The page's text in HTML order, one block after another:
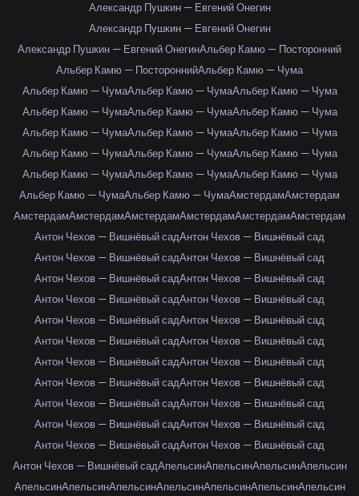
Александр Пушкин — Евгений Онегин
Александр Пушкин — Евгений Онегин
Александр Пушкин — Евгений ОнегинАльбер Камю — Посторонний
Альбер Камю — ПостороннийАльбер Камю — Чума
Альбер Камю — ЧумаАльбер Камю — ЧумаАльбер Камю — Чума
Альбер Камю — ЧумаАльбер Камю — ЧумаАльбер Камю — Чума
Альбер Камю — ЧумаАльбер Камю — ЧумаАльбер Камю — Чума
Альбер Камю — ЧумаАльбер Камю — ЧумаАльбер Камю — Чума
Альбер Камю — ЧумаАльбер Камю — ЧумаАльбер Камю — Чума
Альбер Камю — ЧумаАльбер Камю — ЧумаАмстердамАмстердам
АмстердамАмстердамАмстердамАмстердамАмстердамАмстердам
Антон Чехов — Вишнёвый садАнтон Чехов — Вишнёвый сад
Антон Чехов — Вишнёвый садАнтон Чехов — Вишнёвый сад
Антон Чехов — Вишнёвый садАнтон Чехов — Вишнёвый сад
Антон Чехов — Вишнёвый садАнтон Чехов — Вишнёвый сад
Антон Чехов — Вишнёвый садАнтон Чехов — Вишнёвый сад
Антон Чехов — Вишнёвый садАнтон Чехов — Вишнёвый сад
Антон Чехов — Вишнёвый садАнтон Чехов — Вишнёвый сад
Антон Чехов — Вишнёвый садАнтон Чехов — Вишнёвый сад
Антон Чехов — Вишнёвый садАнтон Чехов — Вишнёвый сад
Антон Чехов — Вишнёвый садАнтон Чехов — Вишнёвый сад
Антон Чехов — Вишнёвый садАнтон Чехов — Вишнёвый сад
Антон Чехов — Вишнёвый садАпельсинАпельсинАпельсинАпельсин
АпельсинАпельсинАпельсинАпельсинАпельсинАпельсинАпельсин